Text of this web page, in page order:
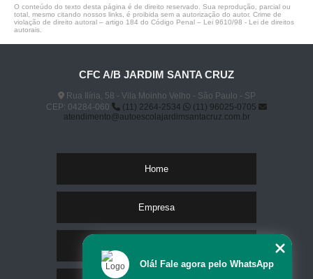
O conteúdo do texto desta página é de direito reservado. Sua reprodução, parcial ou
total, mesmo citando nossos links, é proibida sem a autorização do autor. Crime de
violação de direito autoral – artigo 184 do Código Penal – Lei 9610/98 - Lei de direitos
autorais
CFC A/B JARDIM SANTA CRUZ
Rua Ilíria, 58 - Vila Moinho Velho - São Paulo - SP
CEP: 04284-060
(11) 2264-2534
(11) 96025-0705
atendimento@autoescolajardimsantacruz.com.br
Home
Empresa
Olá! Fale agora pelo WhatsApp